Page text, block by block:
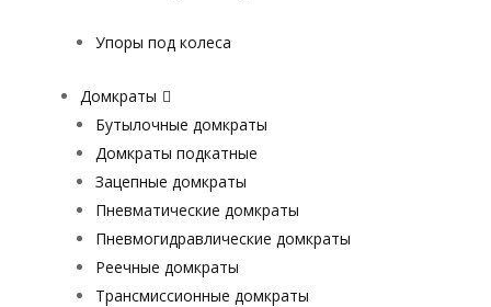
Упоры под колеса
Домкраты
Бутылочные домкраты
Домкраты подкатные
Зацепные домкраты
Пневматические домкраты
Пневмогидравлические домкраты
Реечные домкраты
Трансмиссионные домкраты